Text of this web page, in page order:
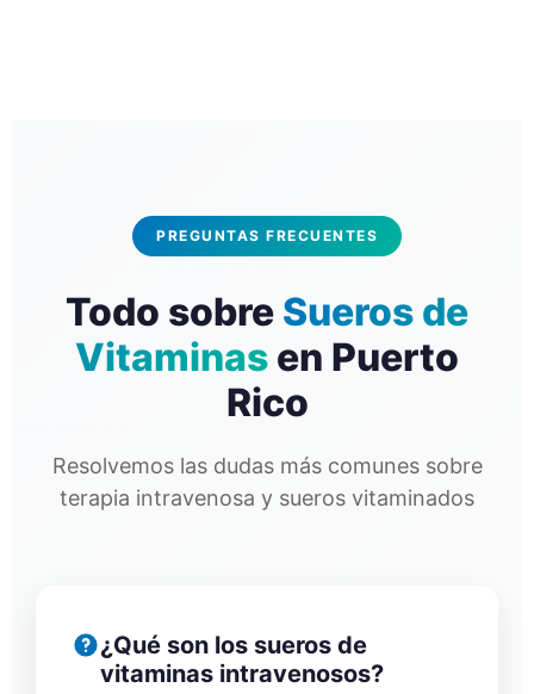
PREGUNTAS FRECUENTES
Todo sobre Sueros de
Vitaminas en Puerto
Rico
Resolvemos las dudas más comunes sobre
terapia intravenosa y sueros vitaminados
¿Qué son los sueros de
vitaminas intravenosos?